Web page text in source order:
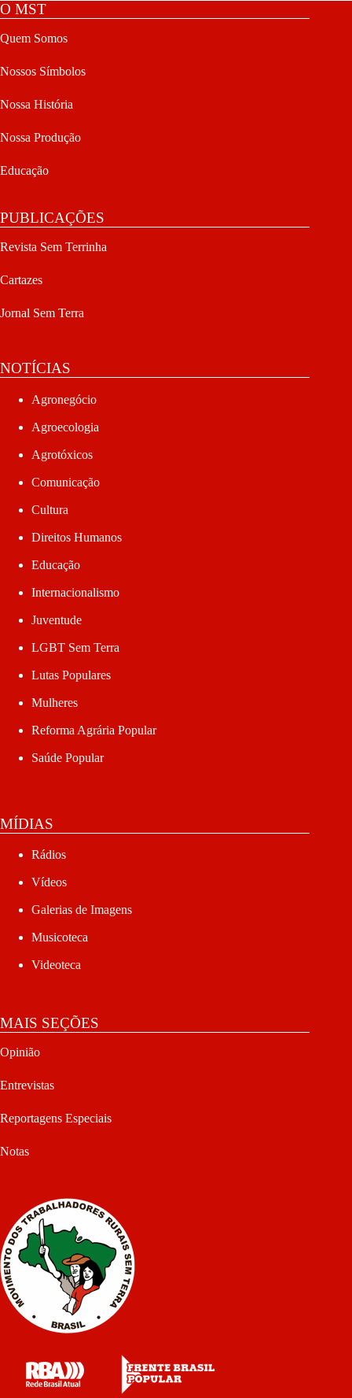
O MST
Quem Somos
Nossos Símbolos
Nossa História
Nossa Produção
Educação
PUBLICAÇÕES
Revista Sem Terrinha
Cartazes
Jornal Sem Terra
NOTÍCIAS
Agronegócio
Agroecologia
Agrotóxicos
Comunicação
Cultura
Direitos Humanos
Educação
Internacionalismo
Juventude
LGBT Sem Terra
Lutas Populares
Mulheres
Reforma Agrária Popular
Saúde Popular
MÍDIAS
Rádios
Vídeos
Galerias de Imagens
Musicoteca
Videoteca
MAIS SEÇÕES
Opinião
Entrevistas
Reportagens Especiais
Notas